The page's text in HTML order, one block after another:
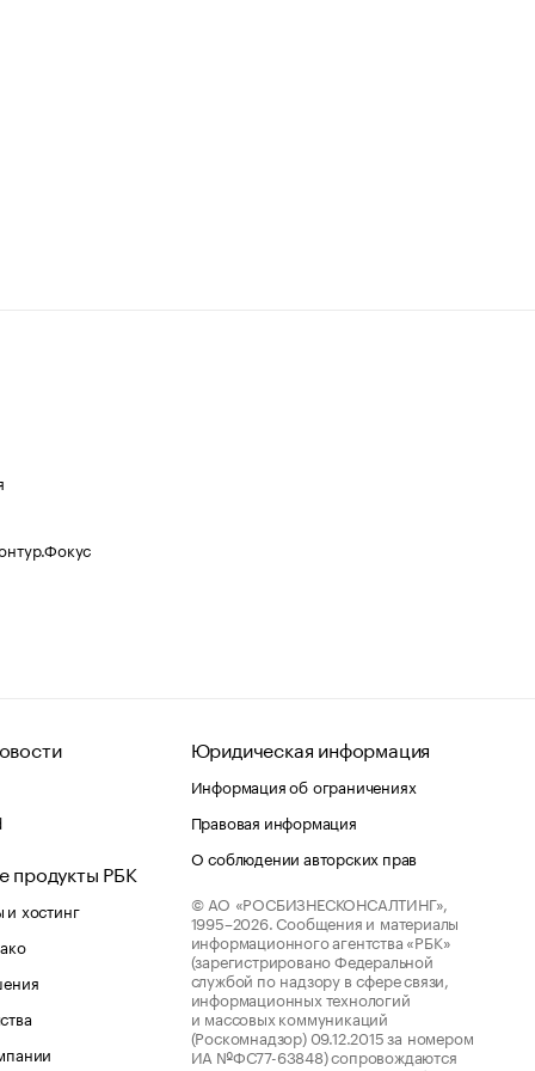
продукты РБК
хостинг
Юридическая информация
Информация об ограничениях
Правовая информация
О соблюдении авторских прав
© АО «РОСБИЗНЕСКОНСАЛТИНГ»,
1995–2026. Сообщения и материалы
информационного агентства «РБК»
(зарегистрировано Федеральной
службой по надзору в сфере связи,
информационных технологий
и массовых коммуникаций
(Роскомнадзор) 09.12.2015 за номером
ИА №ФС77-63848) сопровождаются